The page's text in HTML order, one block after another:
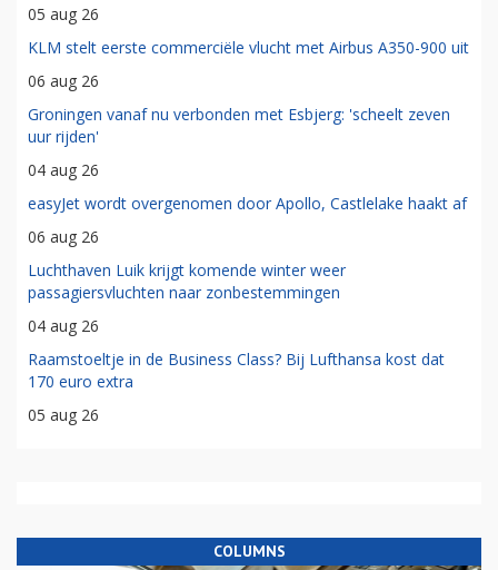
05 aug 26
KLM stelt eerste commerciële vlucht met Airbus A350-900 uit
06 aug 26
Groningen vanaf nu verbonden met Esbjerg: 'scheelt zeven
uur rijden'
04 aug 26
easyJet wordt overgenomen door Apollo, Castlelake haakt af
06 aug 26
Luchthaven Luik krijgt komende winter weer
passagiersvluchten naar zonbestemmingen
04 aug 26
Raamstoeltje in de Business Class? Bij Lufthansa kost dat
170 euro extra
05 aug 26
COLUMNS